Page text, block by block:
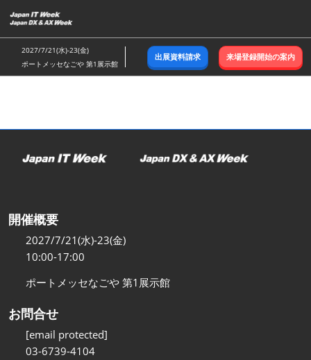
キ
ッ
し
む
2027/7/21(水)-23(金)
ポートメッセなごや 第1展示館
出展資料請求 来場登録開始の案内
開催概要
2027/7/21(水)-23(金)
10:00-17:00
ポートメッセなごや 第1展示館
お問合せ
[email protected]
03-6739-4104